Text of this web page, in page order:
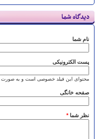
دیدگاه شما
نام شما
پست الکترونیکی
محتوای این فیلد خصوصی است و به صورت
صفحه خانگی
نظر شما*